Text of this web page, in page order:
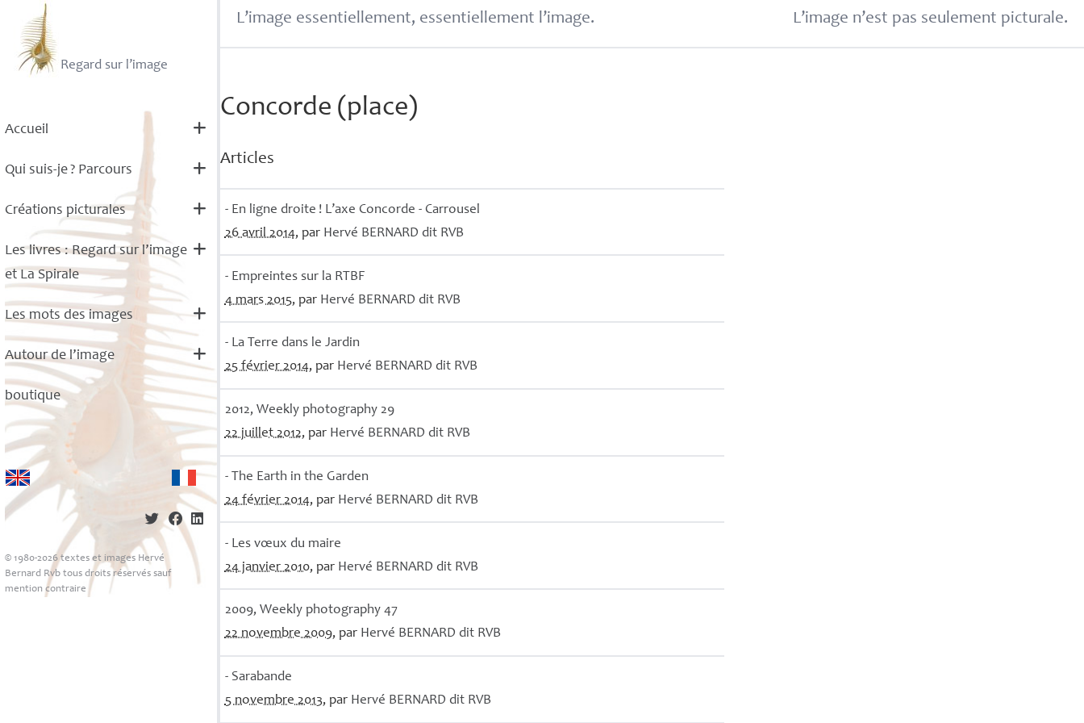
Regard sur l’image
Accueil
Qui suis-je? Parcours
Créations picturales
Les livres : Regard sur l’image
et La Spirale
Les mots des images
Autour de l’image
boutique
© 1980-2026 textes et images Hervé
Bernard Rvb tous droits réservés sauf
mention contraire
L’image essentiellement, essentiellement l’image. L’image n’est pas seulement picturale.
Concorde (place)
Articles
- En ligne droite ! L’axe Concorde - Carrousel
26 avril 2014, par Hervé BERNARD dit RVB
- Empreintes sur la RTBF
4 mars 2015, par Hervé BERNARD dit RVB
- La Terre dans le Jardin
25 février 2014, par Hervé BERNARD dit RVB
2012, Weekly photography 29
22 juillet 2012, par Hervé BERNARD dit RVB
- The Earth in the Garden
24 février 2014, par Hervé BERNARD dit RVB
- Les vœux du maire
24 janvier 2010, par Hervé BERNARD dit RVB
2009, Weekly photography 47
22 novembre 2009, par Hervé BERNARD dit RVB
- Sarabande
5 novembre 2013, par Hervé BERNARD dit RVB